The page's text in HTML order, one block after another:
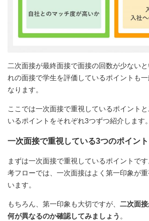
二次面接が最終面接で面接の回数が少ない
れの面接で学生を評価しているポイントも
なります。
ここでは一次面接で重視しているポイント
いるポイントをそれぞれ3つずつ紹介します。
一次面接で重視している3つのポイント
まずは一次面接で重視しているポイントで
考フローでは、一次面接はよく第一印象が
います。
もちろん、第一印象も大切ですが、 二次面
何が異なるのか確認してみましょう 。